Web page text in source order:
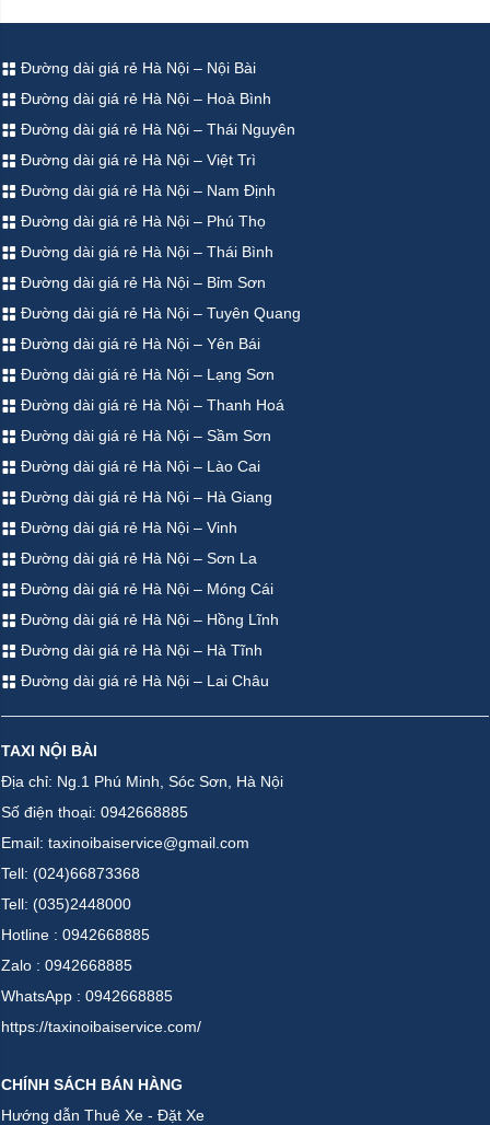
Đường dài giá rẻ Hà Nội – Nội Bài
Đường dài giá rẻ Hà Nội – Hoà Bình
Đường dài giá rẻ Hà Nội – Thái Nguyên
Đường dài giá rẻ Hà Nội – Việt Trì
Đường dài giá rẻ Hà Nội – Nam Định
Đường dài giá rẻ Hà Nội – Phú Thọ
Đường dài giá rẻ Hà Nội – Thái Bình
Đường dài giá rẻ Hà Nội – Bỉm Sơn
Đường dài giá rẻ Hà Nội – Tuyên Quang
Đường dài giá rẻ Hà Nội – Yên Bái
Đường dài giá rẻ Hà Nội – Lạng Sơn
Đường dài giá rẻ Hà Nội – Thanh Hoá
Đường dài giá rẻ Hà Nội – Sầm Sơn
Đường dài giá rẻ Hà Nội – Lào Cai
Đường dài giá rẻ Hà Nội – Hà Giang
Đường dài giá rẻ Hà Nội – Vinh
Đường dài giá rẻ Hà Nội – Sơn La
Đường dài giá rẻ Hà Nội – Móng Cái
Đường dài giá rẻ Hà Nội – Hồng Lĩnh
Đường dài giá rẻ Hà Nội – Hà Tĩnh
Đường dài giá rẻ Hà Nội – Lai Châu
TAXI NỘI BÀI
Địa chỉ: Ng.1 Phú Minh, Sóc Sơn, Hà Nội
Số điện thoại: 0942668885
Email: taxinoibaiservice@gmail.com
Tell: (024)66873368
Tell: (035)2448000
Hotline : 0942668885
Zalo : 0942668885
WhatsApp : 0942668885
https://taxinoibaiservice.com/
CHÍNH SÁCH BÁN HÀNG
Hướng dẫn Thuê Xe - Đặt Xe